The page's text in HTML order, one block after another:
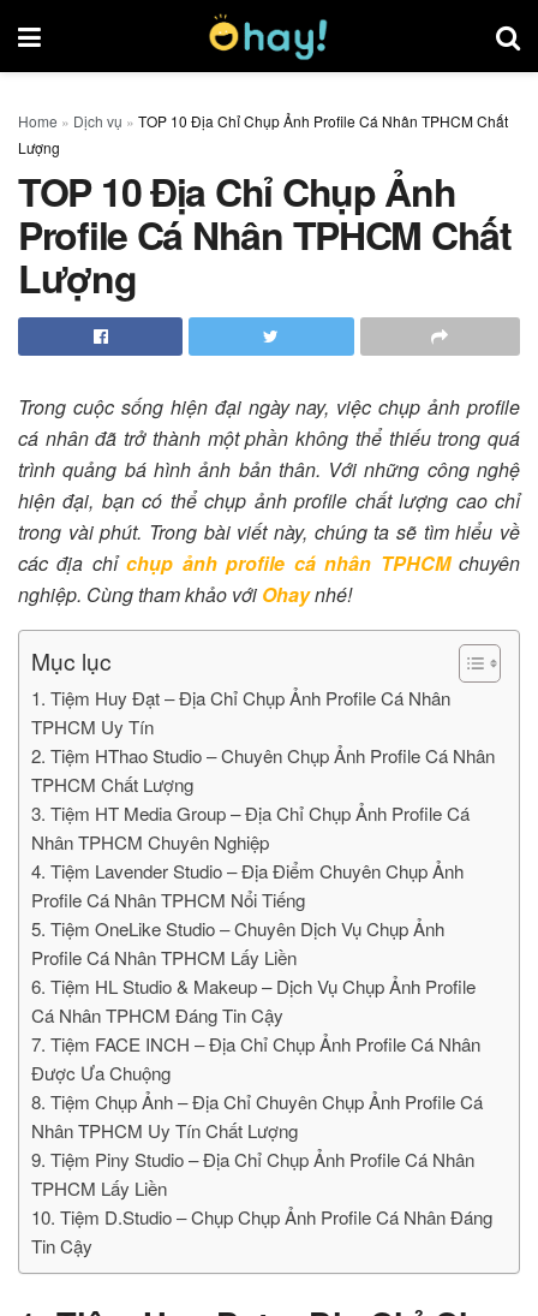
Home » Dịch vụ » TOP 10 Địa Chỉ Chụp Ảnh Profile Cá Nhân TPHCM Chất
Lượng
TOP 10 Địa Chỉ Chụp Ảnh
Profile Cá Nhân TPHCM Chất
Lượng
Trong cuộc sống hiện đại ngày nay, việc chụp ảnh profile
cá nhân đã trở thành một phần không thể thiếu trong quá
trình quảng bá hình ảnh bản thân. Với những công nghệ
hiện đại, bạn có thể chụp ảnh profile chất lượng cao chỉ
trong vài phút. Trong bài viết này, chúng ta sẽ tìm hiểu về
các địa chỉchụp ảnh profile cá nhân TPHCMchuyên
nghiệp. Cùng tham khảo với Ohaynhé!
Mục lục
1. Tiệm Huy Đạt – Địa Chỉ Chụp Ảnh Profile Cá Nhân
TPHCM Uy Tín
2. Tiệm HThao Studio – Chuyên Chụp Ảnh Profile Cá Nhân
TPHCM Chất Lượng
3. Tiệm HT Media Group – Địa Chỉ Chụp Ảnh Profile Cá
Nhân TPHCM Chuyên Nghiệp
4. Tiệm Lavender Studio – Địa Điểm Chuyên Chụp Ảnh
Profile Cá Nhân TPHCM Nổi Tiếng
5. Tiệm OneLike Studio – Chuyên Dịch Vụ Chụp Ảnh
Profile Cá Nhân TPHCM Lấy Liền
6. Tiệm HL Studio & Makeup – Dịch Vụ Chụp Ảnh Profile
Cá Nhân TPHCM Đáng Tin Cậy
7. Tiệm FACE INCH – Địa Chỉ Chụp Ảnh Profile Cá Nhân
Được Ưa Chuộng
8. Tiệm Chụp Ảnh – Địa Chỉ Chuyên Chụp Ảnh Profile Cá
Nhân TPHCM Uy Tín Chất Lượng
9. Tiệm Piny Studio – Địa Chỉ Chụp Ảnh Profile Cá Nhân
TPHCM Lấy Liền
10. Tiệm D.Studio – Chụp Chụp Ảnh Profile Cá Nhân Đáng
Tin Cậy